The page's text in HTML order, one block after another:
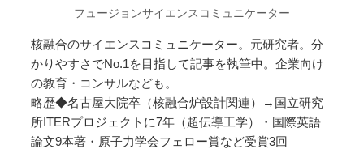
フュージョンサイエンスコミュニケーター
核融合のサイエンスコミュニケーター。元研究者。分
かりやすさでNo.1を目指して記事を執筆中。企業向け
の教育・コンサルなども。
略歴◆名古屋大院卒（核融合炉設計関連）→国立研究
所ITERプロジェクトに7年（超伝導工学）・国際英語
論文9本著・原子力学会フェロー賞など受賞3回